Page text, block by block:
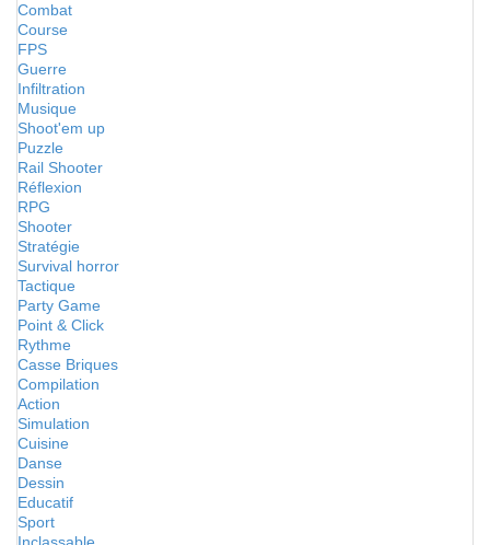
Combat
Course
FPS
Guerre
Infiltration
Musique
Shoot'em up
Puzzle
Rail Shooter
Réflexion
RPG
Shooter
Stratégie
Survival horror
Tactique
Party Game
Point & Click
Rythme
Casse Briques
Compilation
Action
Simulation
Cuisine
Danse
Dessin
Educatif
Sport